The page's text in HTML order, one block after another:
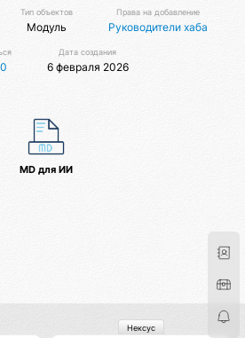
Тип объектов
Модуль
Права на добавление
Руководители хаба
Дата создания
6 февраля 2026
MD для ИИ
Нексус